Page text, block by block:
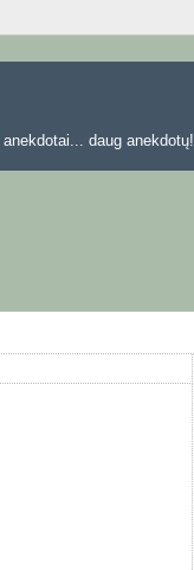
daug anekdotų!